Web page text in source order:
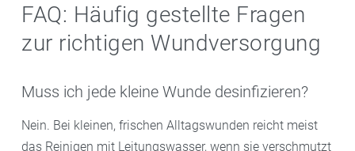
FAQ: Häufig gestellte Fragen
zur richtigen Wundversorgung
Muss ich jede kleine Wunde desinfizieren?
Nein. Bei kleinen, frischen Alltagswunden reicht meist
das Reinigen mit Leitungswasser, wenn sie verschmutzt